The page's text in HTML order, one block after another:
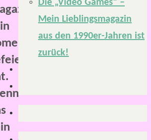
Die „Video Games“ –
Mein Lieblingsmagazin
aus den 1990er-Jahren ist
zurück!